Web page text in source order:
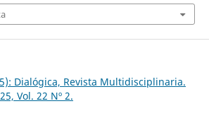
Dialógica, Revista Multidisciplinaria.
Vol. 22 Nº 2.